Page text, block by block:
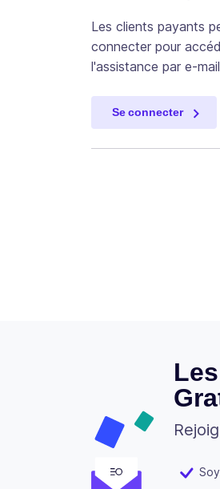
Les clients payants
connecter pour
l'assistance par e-
Se connecter